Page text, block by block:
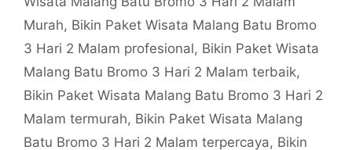
Murah, Bikin Paket Wisata Malang Batu Bromo
3 Hari 2 Malam profesional, Bikin Paket Wisata
Malang Batu Bromo 3 Hari 2 Malam terbaik,
Bikin Paket Wisata Malang Batu Bromo 3 Hari 2
Malam termurah, Bikin Paket Wisata Malang
Batu Bromo 3 Hari 2 Malam terpercaya, Bikin